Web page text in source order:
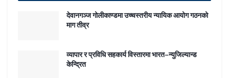
देवानगञ्ज गोलीकाण्डमा उच्चस्तरीय न्यायिक आयोग गठनको
माग तीव्र
व्यापार र प्रविधि सहकार्य विस्तारमा भारत–न्युजिल्यान्ड
केन्द्रित